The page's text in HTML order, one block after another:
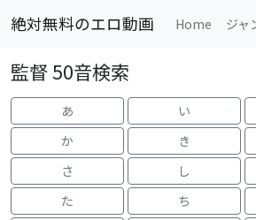
絶対無料のエロ動画 Home ジャ
監督 50音検索
あ い
か
き
さ
し
た
ち